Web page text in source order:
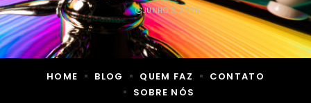
JUNHO 3, 2026
HOME BLOG QUEM FAZ
CONTATO
SOBRE NÓS